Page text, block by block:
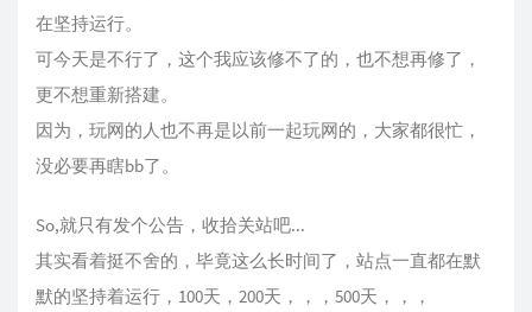
在坚持运行。
可今天是不行了，这个我应该修不了的，也不想再修了，
更不想重新搭建。
因为，玩网的人也不再是以前一起玩网的，大家都很忙，
没必要再瞎bb了。
So,就只有发个公告，收拾关站吧...
其实看着挺不舍的，毕竟这么长时间了，站点一直都在默
默的坚持着运行，100天，200天，，，500天，，，